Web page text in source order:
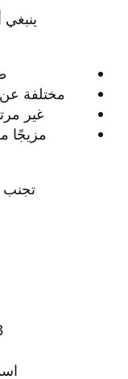
مختلفة
غير
مزيجًا
تجنب